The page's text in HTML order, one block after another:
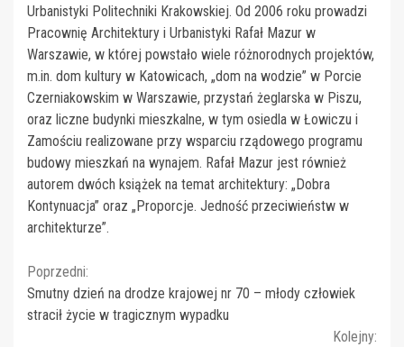
Urbanistyki Politechniki Krakowskiej. Od 2006 roku prowadzi
Pracownię Architektury i Urbanistyki Rafał Mazur w
Warszawie, w której powstało wiele różnorodnych projektów,
m.in. dom kultury w Katowicach, „dom na wodzie” w Porcie
Czerniakowskim w Warszawie, przystań żeglarska w Piszu,
oraz liczne budynki mieszkalne, w tym osiedla w Łowiczu i
Zamościu realizowane przy wsparciu rządowego programu
budowy mieszkań na wynajem. Rafał Mazur jest również
autorem dwóch książek na temat architektury: „Dobra
Kontynuacja” oraz „Proporcje. Jedność przeciwieństw w
architekturze”.
Continue
Reading
Poprzedni:
Smutny dzień na drodze krajowej nr 70 – młody człowiek
stracił życie w tragicznym wypadku
Kolejny: